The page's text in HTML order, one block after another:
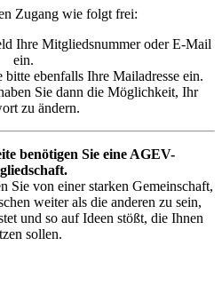
Zugang wie folgt frei:
Ihre Mitgliedsnummer oder E-Mail
ein.
bitte ebenfalls Ihre Mailadresse ein.
Sie dann die Möglichkeit, Ihr
zu ändern.
benötigen Sie eine AGEV-
von einer starken Gemeinschaft,
weiter als die anderen zu sein,
und so auf Ideen stößt, die Ihnen
sollen.